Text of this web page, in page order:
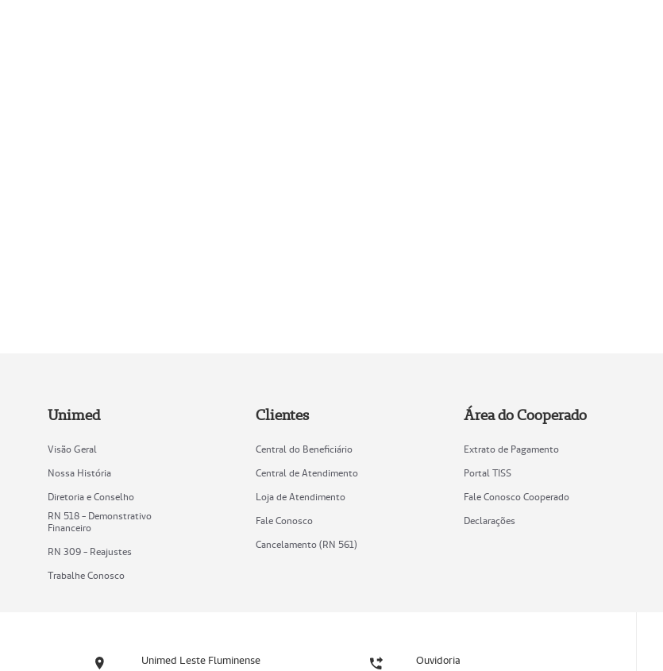
Unimed
Visão Geral
Nossa História
Diretoria e Conselho
RN 518 - Demonstrativo
Financeiro
RN 309 - Reajustes
Trabalhe Conosco
Clientes
Central do Beneficiário
Central de Atendimento
Loja de Atendimento
Fale Conosco
Cancelamento (RN 561)
Área do Cooperado
Extrato de Pagamento
Portal TISS
Fale Conosco Cooperado
Declarações
Unimed Leste Fluminense Ouvidoria